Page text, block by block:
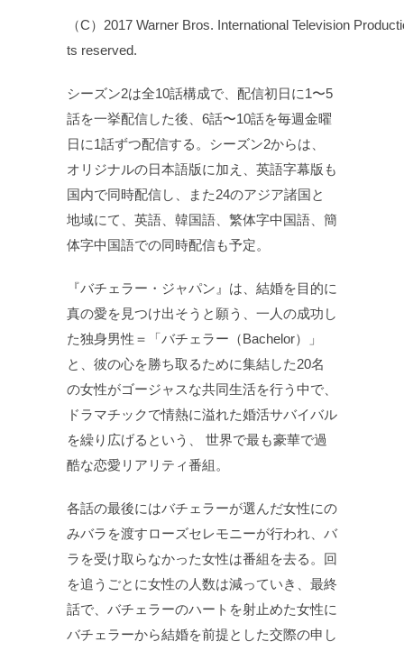
（C）2017 Warner Bros. International Television
ts reserved.
シーズン2は全10話構成で、配信初日に1〜5
話を一挙配信した後、6話〜10話を毎週金曜
日に1話ずつ配信する。シーズン2からは、
オリジナルの日本語版に加え、英語字幕版も
国内で同時配信し、また24のアジア諸国と
地域にて、英語、韓国語、繁体字中国語、簡
体字中国語での同時配信も予定。
『バチェラー・ジャパン』は、結婚を目的に
真の愛を見つけ出そうと願う、一人の成功し
た独身男性＝「バチェラー（Bachelor）」
と、彼の心を勝ち取るために集結した20名
の女性がゴージャスな共同生活を行う中で、
ドラマチックで情熱に溢れた婚活サバイバル
を繰り広げるという、 世界で最も豪華で過
酷な恋愛リアリティ番組。
各話の最後にはバチェラーが選んだ女性にの
みバラを渡すローズセレモニーが行われ、バ
ラを受け取らなかった女性は番組を去る。回
を追うごとに女性の人数は減っていき、最終
話で、バチェラーのハートを射止めた女性に
バチェラーから結婚を前提とした交際の申し